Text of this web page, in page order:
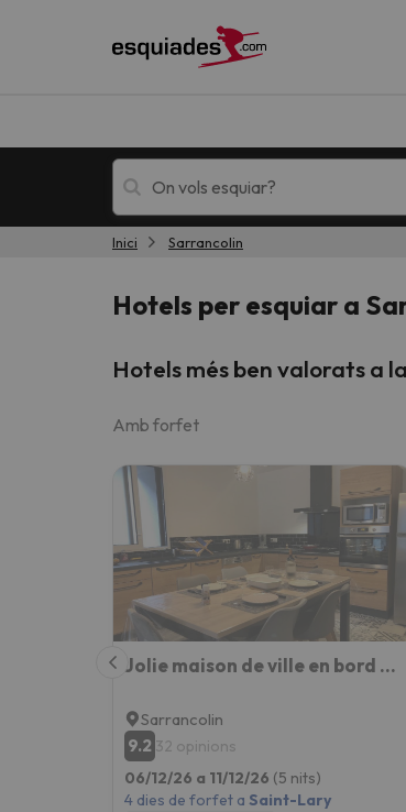
!Vaja! No hem trobat resultats
Vaja! Sembla que el nostre
Inici Sarrancolin
Hotels per esquiar a
Hotels més ben valorats a
Amb forfet
Jolie maison de ville en bord de Neste 8/9 pers
Sarrancolin
9.2 32 opinions
06/12/26 a 11/12/26 (5 nits)
4 dies de forfet a Saint-Lary